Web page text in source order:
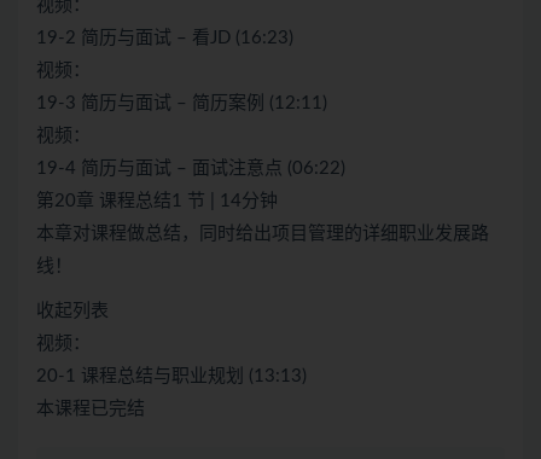
视频：
19-2 简历与面试 – 看JD (16:23)
视频：
19-3 简历与面试 – 简历案例 (12:11)
视频：
19-4 简历与面试 – 面试注意点 (06:22)
第20章 课程总结1 节 | 14分钟
本章对课程做总结，同时给出项目管理的详细职业发展路
线！
收起列表
视频：
20-1 课程总结与职业规划 (13:13)
本课程已完结